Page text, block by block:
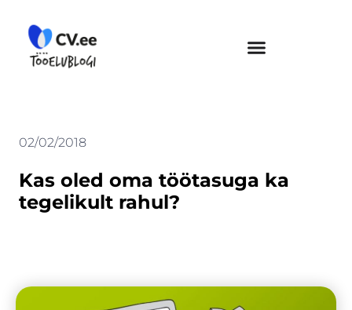
content
02/02/2018
Kas oled oma töötasuga ka
tegelikult rahul?